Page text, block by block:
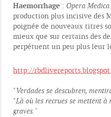
Haemorrhage : Opera Medica.
production plus incisive des
poignée de nouveaux titres
mieux que sur certains des
perpétuent un peu plus leur
http://
"Verdades se descubren,
"Là où les recrues se mettent
graves."